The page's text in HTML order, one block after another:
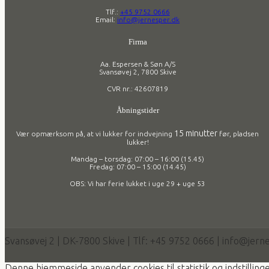
Tlf.: +45 9752 0666
Email: info@jernesper.dk
Firma
Aa. Espersen & Søn A/S
Svansøvej 2, 7800 Skive
CVR nr.: 42607819
Åbningstider
Vær opmærksom på, at vi lukker for indvejning 15 minutter før, pladsen
lukker!
Mandag – torsdag: 07:00 – 16:00 (15.45)
Fredag: 07:00 – 15:00 (14.45)
OBS: Vi har ferie lukket i uge 29 + uge 53
Svansøvej 2 | DK-7800 Skive | Tlf: +45 9752 0666 |